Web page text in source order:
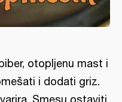
otopljenu mast i
i dodati griz.
Smesu ostaviti